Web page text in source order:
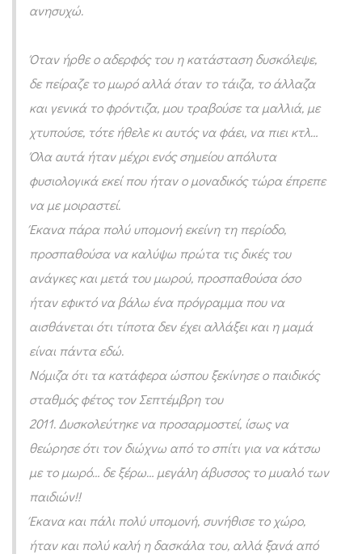
ανησυχώ.
Όταν ήρθε ο αδερφός του η κατάσταση δυσκόλεψε,
δε πείραζε το μωρό αλλά όταν το τάιζα, το άλλαζα
και γενικά το φρόντιζα, μου τραβούσε τα μαλλιά, με
χτυπούσε, τότε ήθελε κι αυτός να φάει, να πιει κτλ…
Όλα αυτά ήταν μέχρι ενός σημείου απόλυτα
φυσιολογικά εκεί που ήταν ο μοναδικός τώρα έπρεπε
να με μοιραστεί.
Έκανα πάρα πολύ υπομονή εκείνη τη περίοδο,
προσπαθούσα να καλύψω πρώτα τις δικές του
ανάγκες και μετά του μωρού, προσπαθούσα όσο
ήταν εφικτό να βάλω ένα πρόγραμμα που να
αισθάνεται ότι τίποτα δεν έχει αλλάξει και η μαμά
είναι πάντα εδώ.
Νόμιζα ότι τα κατάφερα ώσπου ξεκίνησε ο παιδικός
σταθμός φέτος τον Σεπτέμβρη του
2011. Δυσκολεύτηκε να προσαρμοστεί, ίσως να
θεώρησε ότι τον διώχνω από το σπίτι για να κάτσω
με το μωρό… δε ξέρω… μεγάλη άβυσσος το μυαλό των
παιδιών!!
Έκανα και πάλι πολύ υπομονή, συνήθισε το χώρο,
ήταν και πολύ καλή η δασκάλα του, αλλά ξανά από